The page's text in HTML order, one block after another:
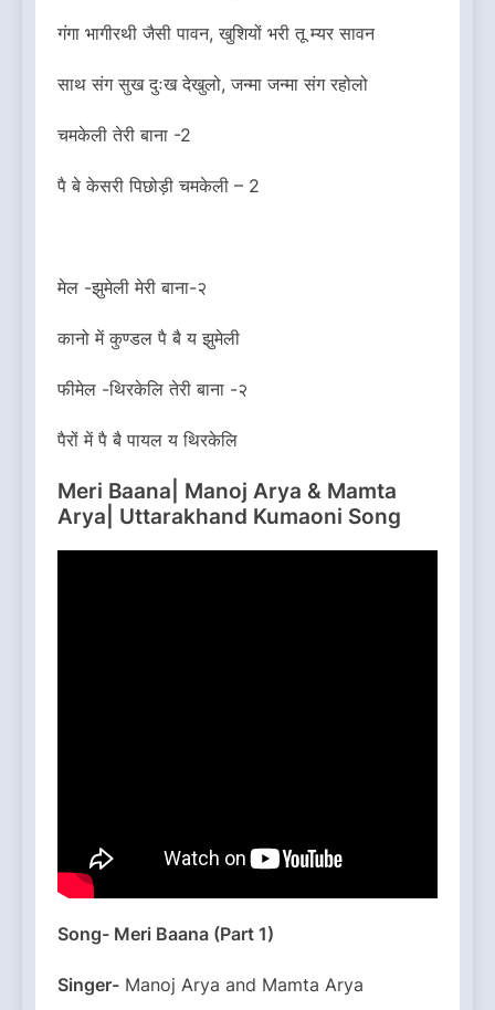
गंगा भागीरथी जैसी पावन, खुशियों भरी तू म्यर सावन
साथ संग सुख दुःख देखुलो, जन्मा जन्मा संग रहोलो
चमकेली तेरी बाना -2
पै बे केसरी पिछोड़ी चमकेली – 2
मेल -झुमेली मेरी बाना-२
कानो में कुण्डल पै बै य झुमेली
फीमेल -थिरकेलि तेरी बाना -२
पैरों में पै बै पायल य थिरकेलि
Meri Baana| Manoj Arya & Mamta
Arya| Uttarakhand Kumaoni Song
Song- Meri Baana (Part 1)
Singer- Manoj Arya and Mamta Arya